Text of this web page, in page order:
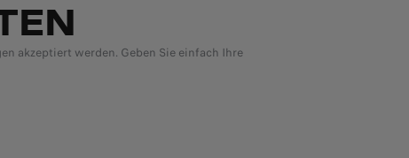
akzeptiert werden. Geben Sie einfach Ihre